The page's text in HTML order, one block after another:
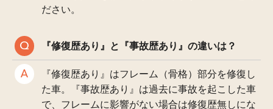
ださい。
『修復歴あり』と『事故歴あり』の違いは？
『修復歴あり』はフレーム（骨格）部分を修復し
た車。『事故歴あり』は過去に事故を起こした車
で、フレームに影響がない場合は修復歴無しにな